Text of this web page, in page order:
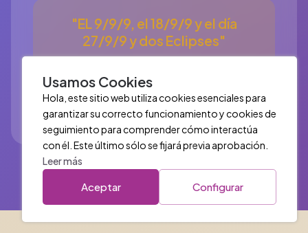
Usamos Cookies
Hola, este sitio web utiliza cookies esenciales para
garantizar su correcto funcionamiento y cookies de
seguimiento para comprender cómo interactúa
con él. Este último sólo se fijará previa aprobación.
Leer más
Aceptar Configurar
"EL 9/9/9, el 18/9/9 y el día
27/9/9 y dos Eclipses"
un Eclipse de Sol que anuncia inicios🌑)